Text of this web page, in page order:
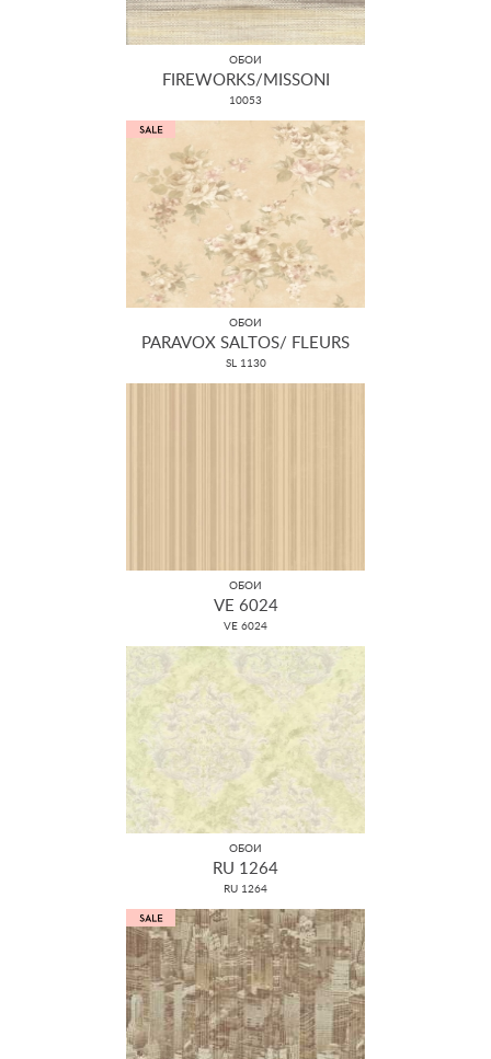
ОБОИ
FIREWORKS/MISSONI
10053
ОБОИ
PARAVOX SALTOS/ FLEURS
SL 1130
ОБОИ
VE 6024
VE 6024
ОБОИ
RU 1264
RU 1264